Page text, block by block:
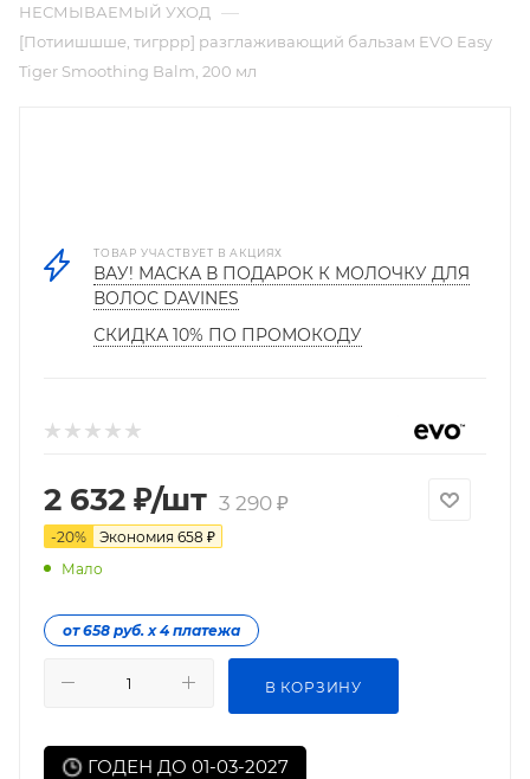
НЕСМЫВАЕМЫЙ УХОД —
[Потиишшше, тигррр] разглаживающий бальзам EVO Easy
Tiger Smoothing Balm, 200 мл
ТОВАР УЧАСТВУЕТ В АКЦИЯХ
ВАУ! МАСКА В ПОДАРОК К МОЛОЧКУ ДЛЯ
ВОЛОС DAVINES
СКИДКА 10% ПО ПРОМОКОДУ
2 632 ₽/шт 3 290₽
-20% Экономия 658 ₽
Мало
от 658 руб. х 4 платежа
В КОРЗИНУ
ГОДЕН ДО 01-03-2027